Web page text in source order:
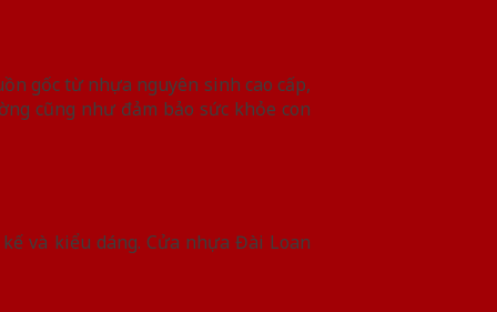
gốc từ nhựa nguyên sinh cao cấp,
cũng như đảm bảo sức khỏe con
và kiểu dáng. Cửa nhựa Đài Loan